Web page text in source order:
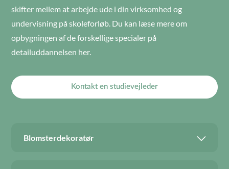
skifter mellem at arbejde ude i din virksomhed og
undervisning på skoleforløb. Du kan læse mere om
opbygningen af de forskellige specialer på
detailuddannelsen her.
Kontakt en studievejleder
Blomsterdekoratør